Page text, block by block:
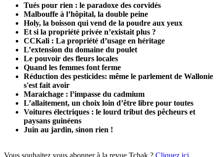
Tués pour rien : le paradoxe des corvidés
Malbouffe à l’hôpital, la double peine
Holy, la boisson qui vend de la poudre aux yeux
Et si la propriété privée n’existait plus ?
CCKali : La propriété d’usage en héritage
L’extension du domaine du poulet
Le pouvoir des fleurs locales
Quand les femmes font ferme
Réduction des pesticides: même le parlement de Wallonie
s'est fait avoir
Maraichage : l’impasse du cadmium
L’allaitement, un choix loin d’être libre pour toutes
Voitures électriques : le lourd tribut des pêcheurs et
paysans guinéens
Juin au jardin, sinon rien !
Vous souhaitez vous abonner à la revue Tchak ? Cliquez ici